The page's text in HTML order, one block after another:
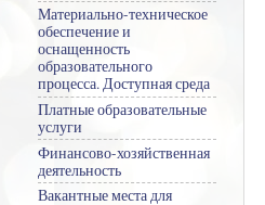
Материально-техническое
обеспечение и
оснащенность
образовательного
процесса. Доступная среда
Платные образовательные
услуги
Финансово-хозяйственная
деятельность
Вакантные места для